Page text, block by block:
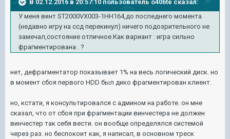
В 02.12.2016 в 20:57:10 пользователь o406te сказал:
У меня винт ST2000VX003-1HH164,до последнего момента
(недавно игру на ссд перекинул) ничего подозрительного не
замечал,состояние отличное.Как вариант : игра сильно
фрагментирована . ?
нет, дефрагментатор показывает 1% на весь логический диск. но
в момент сбоя первого HDD был дико фрагментирован клиент.
но, кстати, я консультировался с админом на работе. он мне
сказал, что от сбоя при фрагментации винчестера не должен
винчестер так себя вести. он вообще определялся системой
через раз. но беспокоит как, я написал, в основном треск